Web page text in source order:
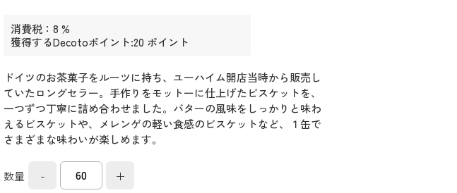
消費税：8 %
獲得するDecotoポイント:20 ポイント
ドイツのお茶菓子をルーツに持ち、ユーハイム開店当時から販売し
ていたロングセラー。手作りをモットーに仕上げたビスケットを、
一つずつ丁寧に詰め合わせました。バターの風味をしっかりと味わ
えるビスケットや、メレンゲの軽い食感のビスケットなど、１缶で
さまざまな味わいが楽しめます。
数量 - +